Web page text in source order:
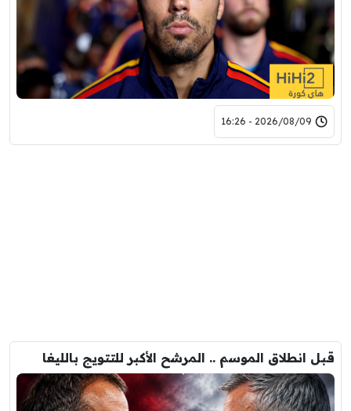
2026/08/09 - 16:26
قبل انطلاق الموسم .. المرشح الأكبر للتتويج بالليغا